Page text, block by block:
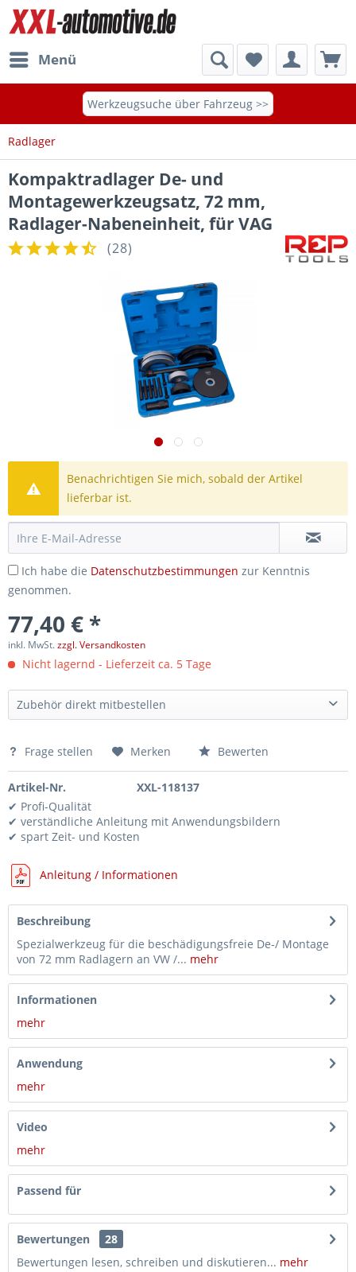
Menü
Werkzeugsuche über Fahrzeug >>
Radlager
Kompaktradlager De- und
Montagewerkzeugsatz, 72 mm,
Radlager-Nabeneinheit, für VAG
(28)
Benachrichtigen Sie mich, sobald der Artikel
lieferbar ist.
Ich habe die Datenschutzbestimmungen zur Kenntnis
genommen.
77,40 € *
inkl. MwSt.zzgl. Versandkosten
Nicht lagernd - Lieferzeit ca. 5 Tage
Zubehör direkt mitbestellen
Frage stellen Merken Bewerten
Artikel-Nr.
XXL-118137
✔ Profi-Qualität
✔ verständliche Anleitung mit Anwendungsbildern
✔ spart Zeit- und Kosten
Anleitung / Informationen
Beschreibung
Spezialwerkzeug für die beschädigungsfreie De-/ Montage
von 72 mm Radlagern an VW /... mehr
Informationen
mehr
Anwendung
mehr
Video
mehr
Passend für
Bewertungen
28
Bewertungen lesen, schreiben und diskutieren... mehr